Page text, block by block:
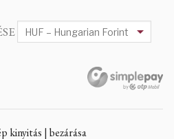
kinyitás | bezárása